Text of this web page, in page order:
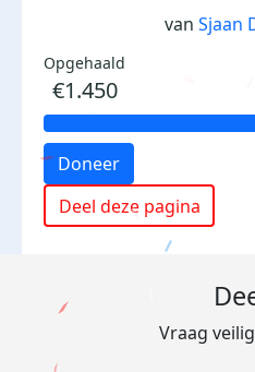
van Sjaan
Opgehaald
€1.450
Doneer
Deel deze pagina
Vraag